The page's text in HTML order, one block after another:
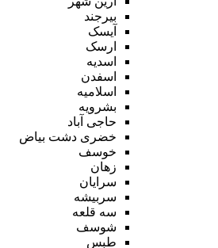
بیرجند
آیسک
ارسک
اسدیه
اسفدن
اسلامیه
بشرویه
حاجی آباد
خضری دشت بیاض
خوسف
زهان
سرایان
سربیشه
سه قلعه
شوسف
طبس